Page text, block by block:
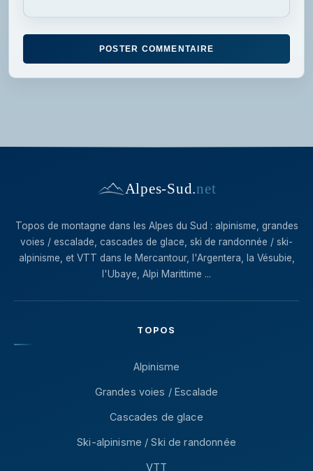
Alpes-Sud.net
Topos de montagne dans les Alpes du Sud : alpinisme, grandes
voies / escalade, cascades de glace, ski de randonnée / ski-
alpinisme, et VTT dans le Mercantour, l'Argentera, la Vésubie,
l'Ubaye, Alpi Marittime ...
TOPOS
Alpinisme
Grandes voies / Escalade
Cascades de glace
Ski-alpinisme / Ski de randonnée
VTT